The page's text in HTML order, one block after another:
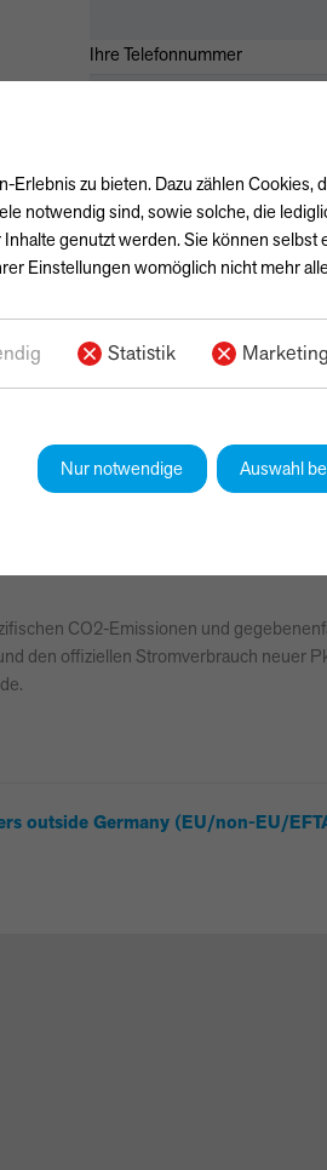
Ihre Telefonnummer
Ja, ich habe die
einverstanden, dass die von
gespeichert werden. Meine
Bearbeitung und
Kontaktformulars erkläre ich
CO2-Emissionen und
den offiziellen Stromverbrauch neuer
outside Germany (EU/non-EU/
zu bieten. Dazu zählen Cookies,
notwendig sind, sowie solche, die
genutzt werden. Sie können
Einstellungen womöglich nicht mehr
Statistik Marketing
Nur notwendige Auswahl